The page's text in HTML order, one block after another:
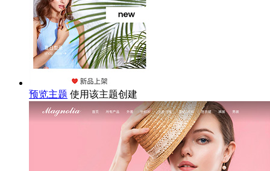
预览主题 使用该主题创建